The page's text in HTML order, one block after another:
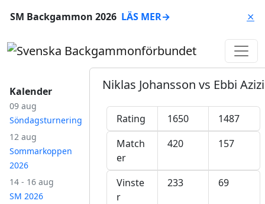
SM Backgammon 2026 LÄS MER→ ⨯
Kalender
09 aug
Söndagsturnering
12 aug
Sommarkoppen
2026
14 - 16 aug
SM 2026
Niklas Johansson vs Ebbi Azizi
Rating 1650
1487
Match
er
420 157
Vinste
r
233 69